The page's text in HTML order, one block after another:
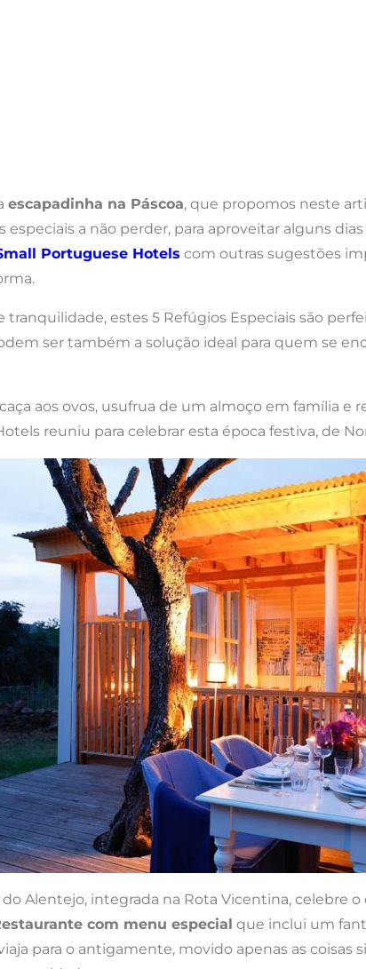
escapadinha na Páscoa, que propomos neste
a não perder, para aproveitar alguns
Portuguese Hotels com outras sugestões
tranquilidade, estes 5 Refúgios Especiais são
ser também a solução ideal para quem se
aos ovos, usufrua de um almoço em família
reuniu para celebrar esta época festiva, de
do Alentejo, integrada na Rota Vicentina, celebre
com menu especial que inclui um
para o antigamente, movido apenas as